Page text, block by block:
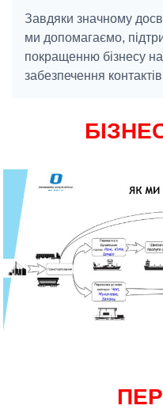
Завдяки значному
ми допомагаємо,
покращенню бізнесу
забезпечення